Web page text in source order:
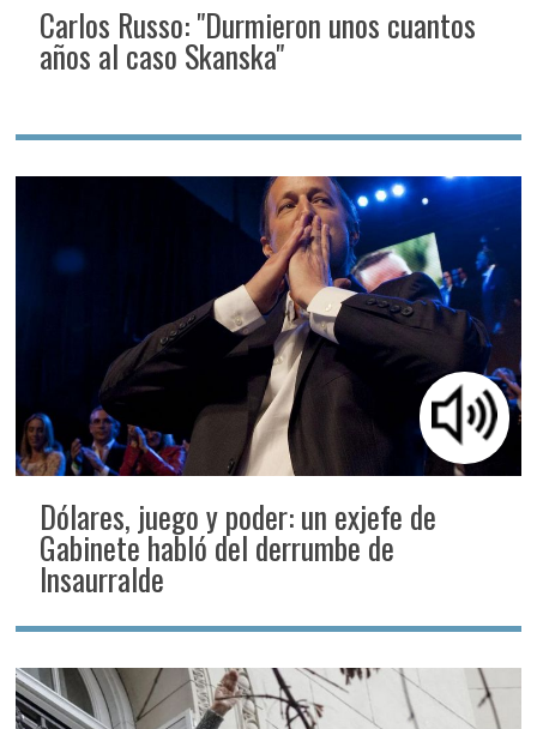
Carlos Russo: "Durmieron unos cuantos
años al caso Skanska"
Dólares, juego y poder: un exjefe de
Gabinete habló del derrumbe de
Insaurralde